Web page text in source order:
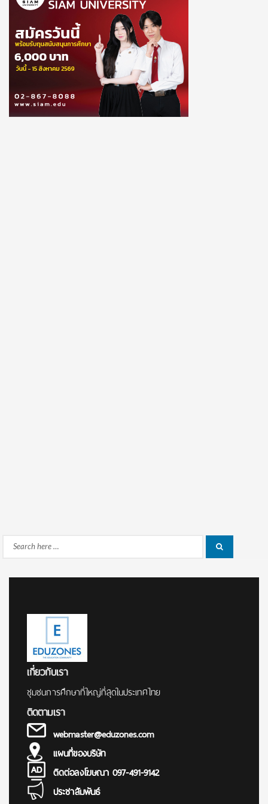
Search
เกี่ยวกับเรา
ชุมชนการศึกษาที่ใหญ่ที่สุดในประเทศไทย
ติดตามเรา
webmaster@eduzones.com
แผนที่ของบริษัท
ติดต่อลงโฆษณา 097-491-9142
ประชาสัมพันธ์